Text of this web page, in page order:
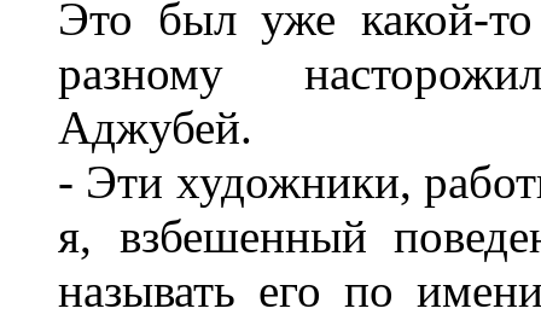
Это был уже какой-
разному
Аджубей.
- Эти художники,
я, взбешенный
называть его по